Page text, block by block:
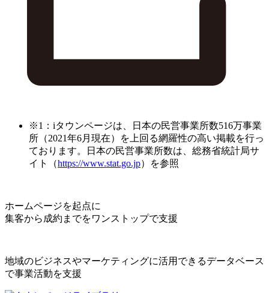
※1：iタウンページは、日本の民営事業所数516万事業
所（2021年6月現在）を上回る網羅性の高い掲載を行っ
ております。日本の民営事業所数は、総務省統計局サ
イト（https://www.stat.go.jp）を参照
ホームページを起点に
集客から成約までをワンストップで支援
地域のビジネスやマーケティングに活用できるデータベース
で事業活動を支援